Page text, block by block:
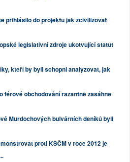
přihlásilo do projektu jak zcivilizovat
legislativní zdroje ukotvující statut
kteří by byli schopni analyzovat, jak
férové obchodování razantně zasáhne
Murdochových bulvárních deníků byli
proti KSČM v roce 2012 je